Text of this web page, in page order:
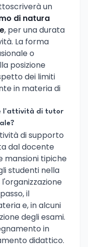
un
di natura
, per una durata
La forma
o
posizione
dei limiti
in materia di
l'attività di tutor
di supporto
dal docente
mansioni tipiche
studenti nella
il
e, in alcuni
degli esami.
in
didattico.